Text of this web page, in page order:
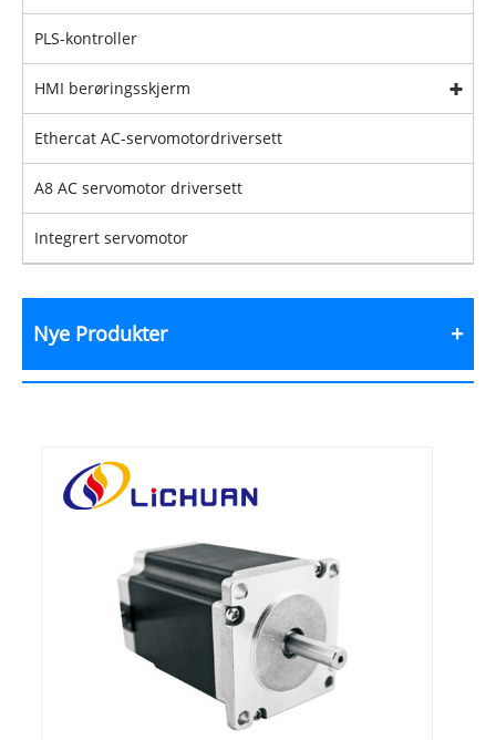
PLS-kontroller
HMI berøringsskjerm
Ethercat AC-servomotordriversett
A8 AC servomotor driversett
Integrert servomotor
Nye Produkter